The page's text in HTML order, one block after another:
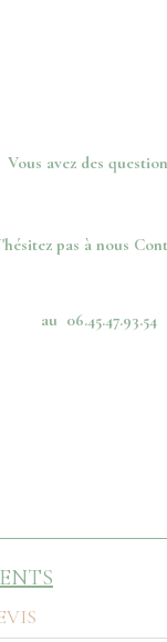
Vous avez des
pas à nous
au 06.45.47.93.54